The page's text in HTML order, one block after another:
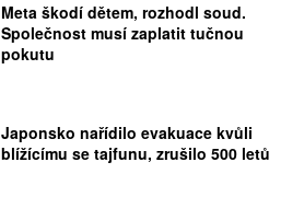
Meta škodí dětem, rozhodl soud.
Společnost musí zaplatit tučnou
pokutu
Japonsko nařídilo evakuace kvůli
blížícímu se tajfunu, zrušilo 500 letů